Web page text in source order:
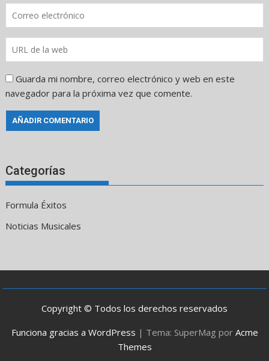
Guarda mi nombre, correo electrónico y web en este
navegador para la próxima vez que comente.
Categorías
Formula Éxitos
Noticias Musicales
Copyright © Todos los derechos reservados
Funciona gracias a WordPress | Tema: SuperMag por Acme
Themes